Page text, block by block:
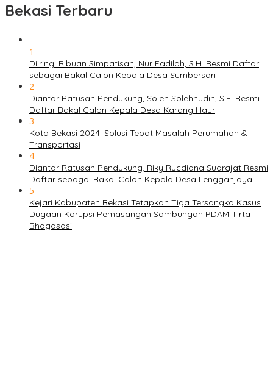
Bekasi Terbaru
1
Diiringi Ribuan Simpatisan, Nur Fadilah, S.H. Resmi Daftar
sebagai Bakal Calon Kepala Desa Sumbersari
2
Diantar Ratusan Pendukung, Soleh Solehhudin, S.E. Resmi
Daftar Bakal Calon Kepala Desa Karang Haur
3
Kota Bekasi 2024: Solusi Tepat Masalah Perumahan &
Transportasi
4
Diantar Ratusan Pendukung, Riky Rucdiana Sudrajat Resmi
Daftar sebagai Bakal Calon Kepala Desa Lenggahjaya
5
Kejari Kabupaten Bekasi Tetapkan Tiga Tersangka Kasus
Dugaan Korupsi Pemasangan Sambungan PDAM Tirta
Bhagasasi